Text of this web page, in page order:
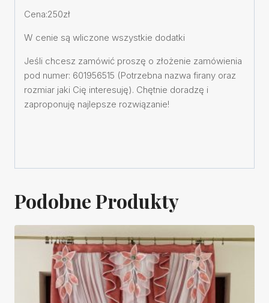
Cena:250zł
W cenie są wliczone wszystkie dodatki
Jeśli chcesz zamówić proszę o złożenie zamówienia
pod numer: 601956515 (Potrzebna nazwa firany oraz
rozmiar jaki Cię interesuję). Chętnie doradzę i
zaproponuję najlepsze rozwiązanie!
Podobne Produkty